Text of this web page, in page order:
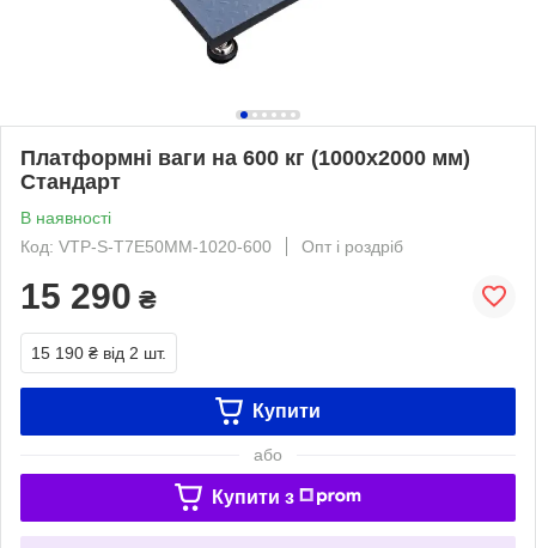
Платформні ваги на 600 кг (1000х2000 мм)
Стандарт
В наявності
Код: VTP-S-Т7Е50ММ-1020-600
Опт і роздріб
15 290 ₴
15 190 ₴ від 2 шт.
Купити
або
Купити з